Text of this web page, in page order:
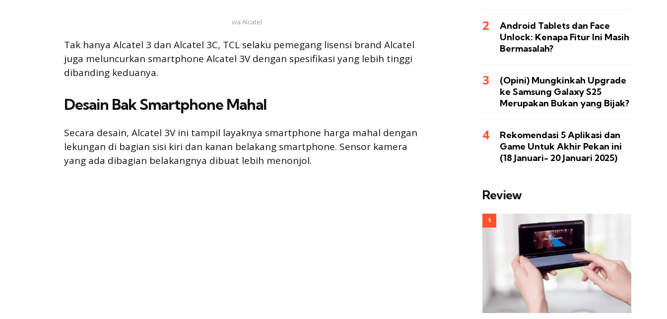
via Alcatel
Tak hanya Alcatel 3 dan Alcatel 3C, TCL selaku pemegang lisensi brand Alcatel
juga meluncurkan smartphone Alcatel 3V dengan spesifikasi yang lebih tinggi
dibanding keduanya.
Desain Bak Smartphone Mahal
Secara desain, Alcatel 3V ini tampil layaknya smartphone harga mahal dengan
lekungan di bagian sisi kiri dan kanan belakang smartphone. Sensor kamera
yang ada dibagian belakangnya dibuat lebih menonjol.
Android Tablets dan Face
Unlock: Kenapa Fitur Ini Masih
Bermasalah?
(Opini) Mungkinkah Upgrade
ke Samsung Galaxy S25
Merupakan Bukan yang Bijak?
Rekomendasi 5 Aplikasi dan
Game Untuk Akhir Pekan ini
(18 Januari- 20 Januari 2025)
Review